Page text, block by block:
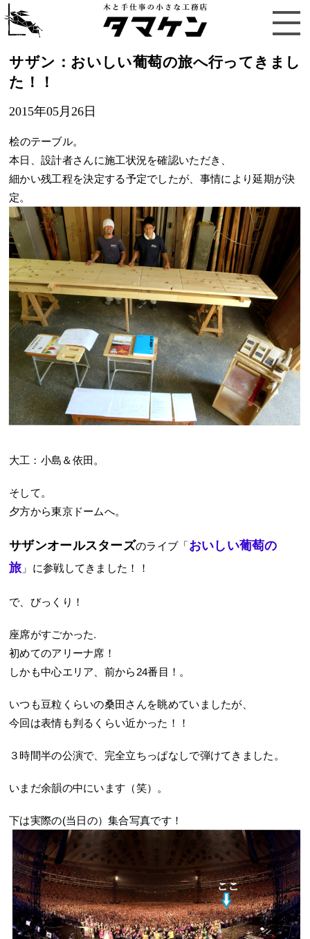
サザン：おいしい葡萄の旅へ行ってきまし
た！！
2015年05月26日
桧のテーブル。
本日、設計者さんに施工状況を確認いただき、
細かい残工程を決定する予定でしたが、事情により延期が決
定。
大工：小島＆依田。
そして。
夕方から東京ドームへ。
サザンオールスターズのライブ「 おいしい葡萄の
旅 」に参戦してきました！！
で、びっくり！
座席がすごかった.
初めてのアリーナ席！
しかも中心エリア、前から24番目！。
いつも豆粒くらいの桑田さんを眺めていましたが、
今回は表情も判るくらい近かった！！
３時間半の公演で、完全立ちっぱなしで弾けてきました。
いまだ余韻の中にいます（笑）。
下は実際の(当日の）集合写真です！